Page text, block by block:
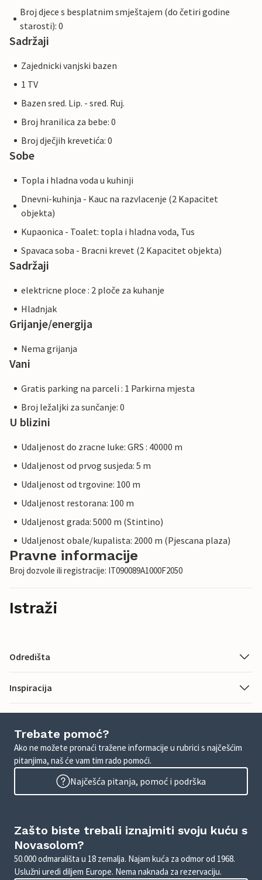
Broj djece s besplatnim smještajem (do četiri godine
starosti): 0
Sadržaji
Zajednicki vanjski bazen
1 TV
Bazen sred. Lip. - sred. Ruj.
Broj hranilica za bebe: 0
Broj dječjih krevetića: 0
Sobe
Topla i hladna voda u kuhinji
Dnevni-kuhinja - Kauc na razvlacenje (2 Kapacitet
objekta)
Kupaonica - Toalet: topla i hladna voda, Tus
Spavaca soba - Bracni krevet (2 Kapacitet objekta)
Sadržaji
elektricne ploce : 2 ploče za kuhanje
Hladnjak
Grijanje/energija
Nema grijanja
Vani
Gratis parking na parceli : 1 Parkirna mjesta
Broj ležaljki za sunčanje: 0
U blizini
Udaljenost do zracne luke: GRS : 40000 m
Udaljenost od prvog susjeda: 5 m
Udaljenost od trgovine: 100 m
Udaljenost restorana: 100 m
Udaljenost grada: 5000 m (Stintino)
Udaljenost obale/kupalista: 2000 m (Pjescana plaza)
Pravne informacije
Broj dozvole ili registracije: IT090089A1000F2050
Istraži
Odredišta
Inspiracija
Trebate pomoć?
Ako ne možete pronaći tražene informacije u rubrici s najčešćim
pitanjima, naš će vam tim rado pomoći.
Najčešća pitanja, pomoć i podrška
Zašto biste trebali iznajmiti svoju kuću s
Novasolom?
50.000 odmarališta u 18 zemalja. Najam kuća za odmor od 1968.
Uslužni uredi diljem Europe. Nema naknada za rezervaciju.